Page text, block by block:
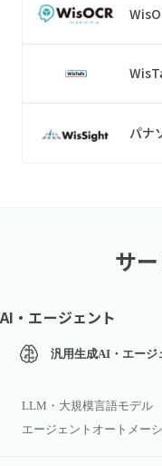
パナ
サ
AI・エージェント
汎用生成AI・エージ
LLM・大規模言語モデル
エージェントオートメー